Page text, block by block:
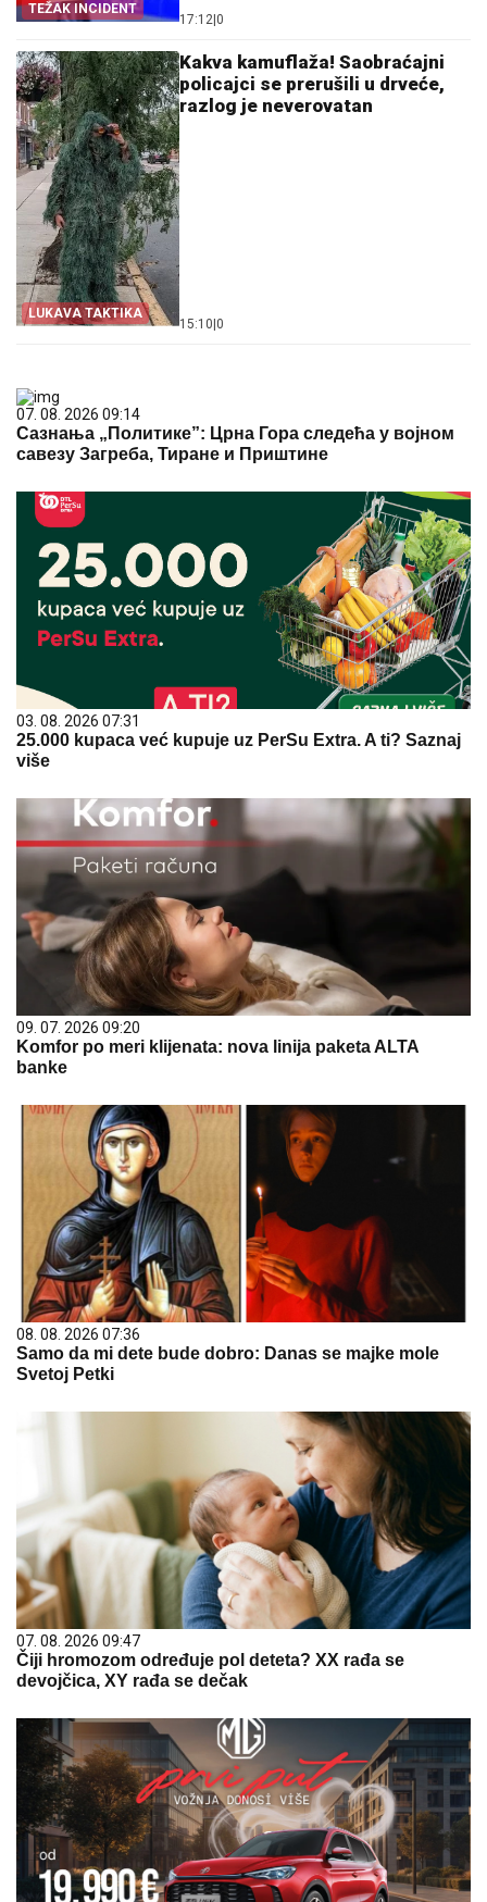
TEŽAK INCIDENT
17:12 0
LUKAVA TAKTIKA
Kakva kamuflaža! Saobraćajni
policajci se prerušili u drveće,
razlog je neverovatan
15:10 0
07. 08. 2026 09:14
Сазнања „Политике”: Црна Гора следећа у војном
савезу Загреба, Тиране и Приштине
03. 08. 2026 07:31
25.000 kupaca već kupuje uz PerSu Extra. A ti? Saznaj
više
09. 07. 2026 09:20
Komfor po meri klijenata: nova linija paketa ALTA
banke
08. 08. 2026 07:36
Samo da mi dete bude dobro: Danas se majke mole
Svetoj Petki
07. 08. 2026 09:47
Čiji hromozom određuje pol deteta? XX rađa se
devojčica, XY rađa se dečak